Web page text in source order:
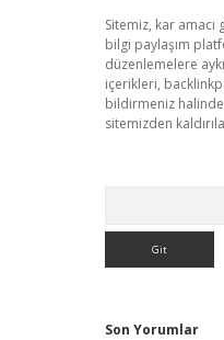
Sitemiz, kar
bilgi paylaşım
düzenlemelere
içerikleri,
bildirmeniz
sitemizden
Son Yorumlar